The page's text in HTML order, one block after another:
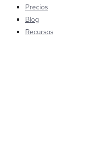
Precios
Blog
Recursos